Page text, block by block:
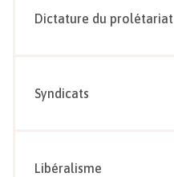
Dictature du prolétariat
Syndicats
Libéralisme